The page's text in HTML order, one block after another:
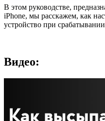
В этом руководстве,
iPhone, мы расскажем, как
устройство при
Видео: